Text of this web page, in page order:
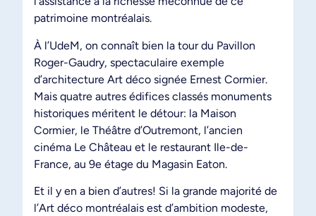
patrimoine montréalais.
À l’UdeM, on connaît bien la tour du Pavillon
Roger-Gaudry, spectaculaire exemple
d’architecture Art déco signée Ernest Cormier.
Mais quatre autres édifices classés monuments
historiques méritent le détour: la Maison
Cormier, le Théâtre d’Outremont, l’ancien
cinéma Le Château et le restaurant Ile-de-
France, au 9e étage du Magasin Eaton.
Et il y en a bien d’autres! Si la grande majorité de
l’Art déco montréalais est d’ambition modeste,